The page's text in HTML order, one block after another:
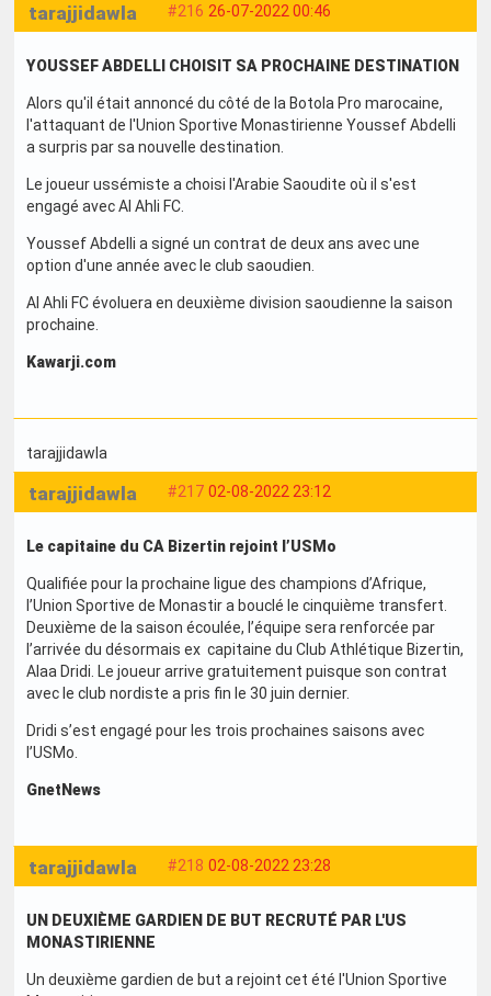
#216 26-07-2022 00:46
tarajjidawla
YOUSSEF ABDELLI CHOISIT SA PROCHAINE DESTINATION
Alors qu'il était annoncé du côté de la Botola Pro marocaine,
l'attaquant de l'Union Sportive Monastirienne Youssef Abdelli
a surpris par sa nouvelle destination.
Le joueur ussémiste a choisi l'Arabie Saoudite où il s'est
engagé avec Al Ahli FC.
Youssef Abdelli a signé un contrat de deux ans avec une
option d'une année avec le club saoudien.
Al Ahli FC évoluera en deuxième division saoudienne la saison
prochaine.
Kawarji.com
tarajjidawla
#217 02-08-2022 23:12
tarajjidawla
Le capitaine du CA Bizertin rejoint l’USMo
Qualifiée pour la prochaine ligue des champions d’Afrique,
l’Union Sportive de Monastir a bouclé le cinquième transfert.
Deuxième de la saison écoulée, l’équipe sera renforcée par
l’arrivée du désormais ex capitaine du Club Athlétique Bizertin,
Alaa Dridi. Le joueur arrive gratuitement puisque son contrat
avec le club nordiste a pris fin le 30 juin dernier.
Dridi s’est engagé pour les trois prochaines saisons avec
l’USMo.
GnetNews
#218 02-08-2022 23:28
tarajjidawla
UN DEUXIÈME GARDIEN DE BUT RECRUTÉ PAR L'US
MONASTIRIENNE
Un deuxième gardien de but a rejoint cet été l'Union Sportive